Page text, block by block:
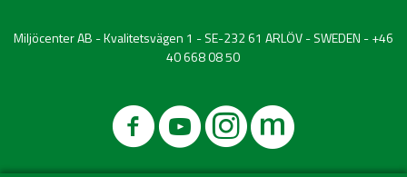
Miljöcenter AB - Kvalitetsvägen 1 - SE-232 61 ARLÖV - SWEDEN - +46
40 668 08 50